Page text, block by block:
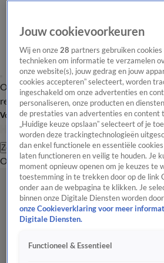
Overzicht Laatste nieuws Regionieuws Het
redactie
Volg Hart van Nederland
Zoeken
OverzichtRegioUitzendingenWeerTip
Jouw cookievoorkeuren
Wij en onze28 partners gebruiken
technieken om informatie te verzamelen
onze website(s), jouw gedrag en jouw
cookies accepteren” selecteert, worden
ingeschakeld om onze advertenties en
personaliseren, onze producten en
de prestaties van advertenties en content
„Huidige keuze opslaan” selecteert of je
worden deze trackingtechnologieën
dan enkel functionele en essentiële
laten functioneren en veilig te houden. Je
moment opnieuw openen om je keuzes te
toestemming in te trekken door op de link
onder aan de webpagina te klikken. Je
binnen onze Digitale Diensten worden
onze Cookieverklaring voor meer
Digitale Diensten.
Functioneel & Essentieel